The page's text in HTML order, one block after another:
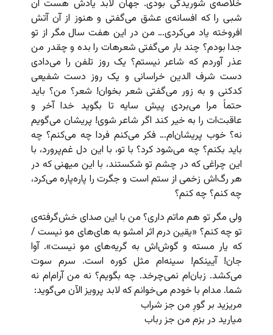
خلاصه‌ی شوریدگی بودی. جهان لابد یادش هست آن
شبی را که افسانه‌ی عشق می‌گفتی و هنوز از آن آتش
افروخته یاد می‌کردی… من در این هفت سال مگر از تو
جدا بودم؟ چند بار می‌گفتی شعرهات را بده و چقدر من
عذر آوردم که شاعر نیستم؟ یک روز تلفن را می‌دادی
دست شرف الدین خراسانی و یک روز دست شفیعی
کدکنی و به زور می‌گفتی شعر بخوان! شعر؟ من؟ باید
حتماً مرا می‌بردی پیش سایه تا بگوید خدا آخر و
عاقبت‌ات را به خیر کند اگر شاعر شوی! پریشان می‌گویم
نه؟ خوب پریشا‌ن‌ام… فکر می‌کنم فردا چه می‌کنم؟ چه
باید بکنم؟ چه می‌شود کرد؟ با تو، با این دل غم‌پرورد، با
این چراغی که در چشم تو شکستند، با این میهنی که در
هر رگ‌اش زخمی از ستم است و جگرت را پاره‌پاره می‌کرد،
چه کنم؟ چه کنم؟
ولی مگر تو هم ماتم داری؟ من با این صدای خش‌گرفته‌‌ی
تو چه کنم؟ «یقین درم اثر امشو به های‌های مو نیست /
که یار مسته و گوش‌اش به گریه‌های مو نیست». آوا
جان! آیینکم! سینه‌ام مثل کوره است. سرم سوت
می‌کشد. زبان‌ام نمی‌چرخد. چه بگویم؟ نه من آرام‌ام نه
شما. مدام با خودم می‌‌خوانم که لابد پرویز الآن می‌گوید:
مریزید بر گورِ من جز شراب
میارید در بزم من جز رباب